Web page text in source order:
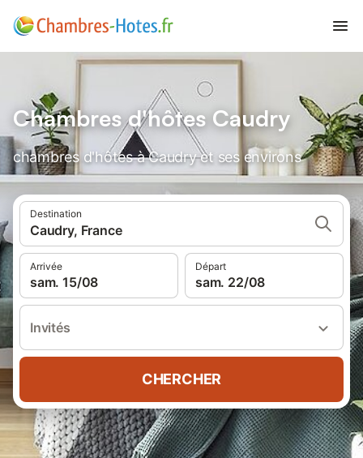
Chambres d'hôtes Caudry
chambres d'hôtes à Caudry et ses environs
Destination
Caudry, France
Arrivée
sam. 15/08
Départ
sam. 22/08
Invités
CHERCHER